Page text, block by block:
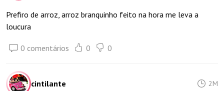
Prefiro de arroz, arroz branquinho feito na hora me leva a
loucura
0 comentários 0 0
cintilante 2M